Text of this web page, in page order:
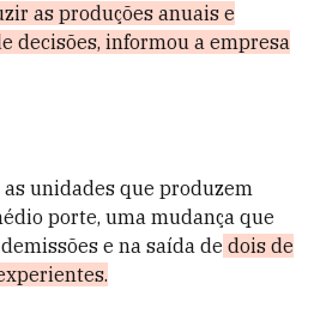
as produções anuais e
decisões, informou a empresa
unidades que produzem
porte, uma mudança que
e na saída de dois de